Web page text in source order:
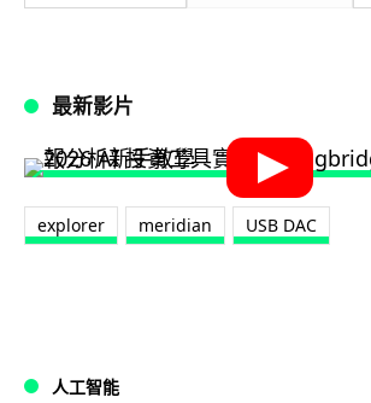
最新影片
explorer meridian USB DAC
人工智能